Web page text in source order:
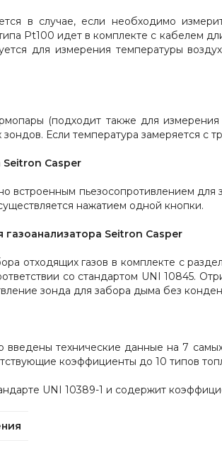
в случае, если необходимо
Pt100 идет в комплекте с кабелем
для измерения температуры
(подходит также для
Если температура замеряется с
Seitron Casper
встроенным пьезосопротивлением для
нажатием одной кнопки.
газоанализатора Seitron Casper
отходящих газов в комплекте с
со стандартом UNI 10845.
зонда для забора дыма без
введены технические данные на 7
коэффициенты до 10 типов
UNI 10389-1 и содержит